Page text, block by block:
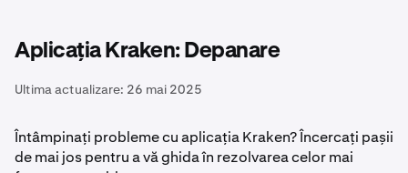
Aplicația Kraken: Depanare
Ultima actualizare: 26 mai 2025
Întâmpinați probleme cu aplicația Kraken? Încercați pașii
de mai jos pentru a vă ghida în rezolvarea celor mai